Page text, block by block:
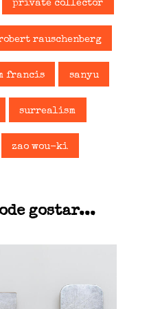
private collector
rauschenberg
francis sanyu
surrealism
zao wou-ki
gostar...